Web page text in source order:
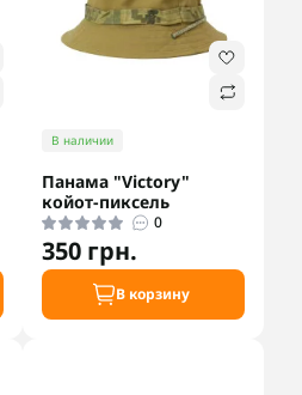
В наличии
Панама "Victory"
койот-пиксель
0
350 грн.
В корзину